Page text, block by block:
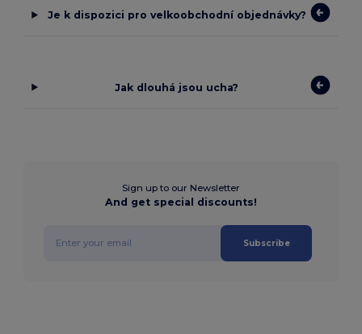
Je k dispozici pro velkoobchodní objednávky?
Jak dlouhá jsou ucha?
Sign up to our Newsletter
And get special discounts!
Subscribe